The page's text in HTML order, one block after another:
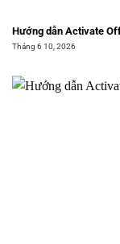
Hướng dẫn Activate
Tháng 6 10, 2026